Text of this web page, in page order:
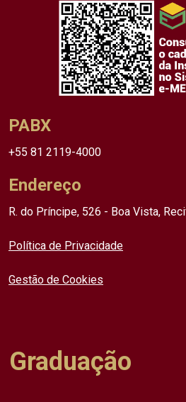
PABX
+55 81 2119-4000
Endereço
R. do Príncipe, 526 - Boa Vista,
Política de Privacidade
Gestão de Cookies
Graduação